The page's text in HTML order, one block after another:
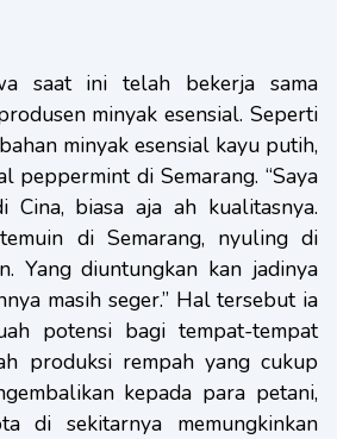
saat ini telah bekerja sama
minyak esensial. Seperti
minyak esensial kayu putih,
peppermint di Semarang. “Saya
biasa aja ah kualitasnya.
di Semarang, nyuling di
Yang diuntungkan kan jadinya
masih seger.” Hal tersebut ia
potensi bagi tempat-tempat
produksi rempah yang cukup
kepada para petani,
di sekitarnya memungkinkan